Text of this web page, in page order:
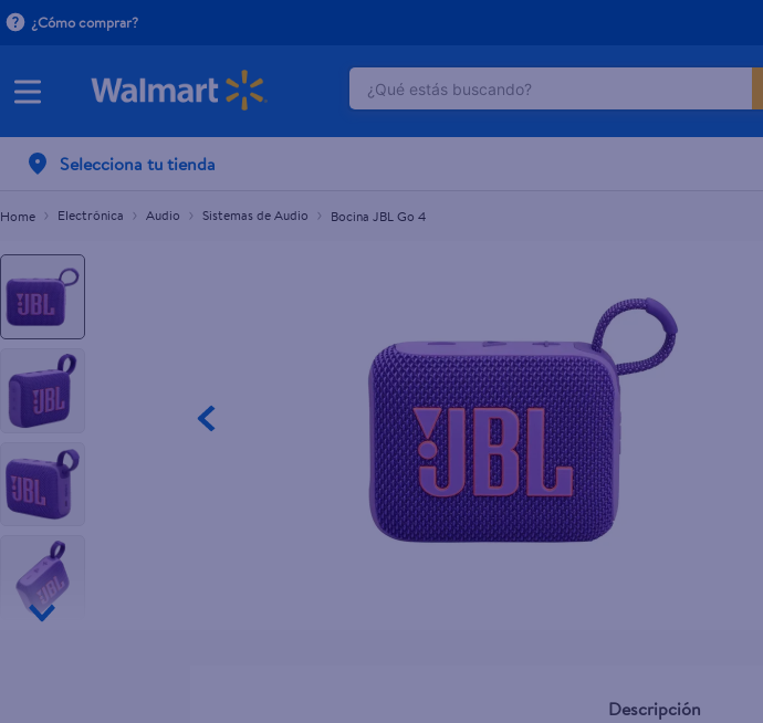
¿Cómo comprar?
¿Qué estás buscando?
Selecciona tu tienda
Electrónica Audio Sistemas de Audio Bocina JBL Go 4
Bocina JBL Go 4
Descripción
TÉRMINOS MÁS BUSCADOS
2
6.
serums corporales dove
7.
dove
8.
pañales
9.
aceite
10. goodyear